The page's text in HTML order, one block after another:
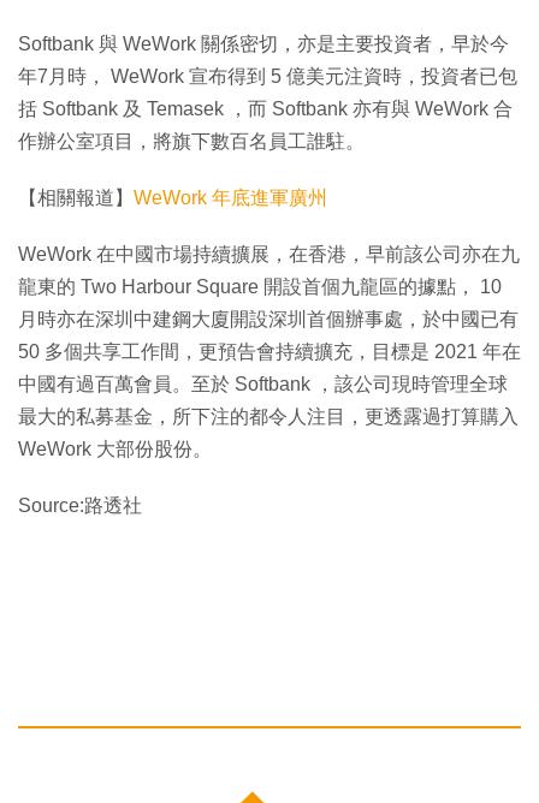
Softbank 與 WeWork 關係密切，亦是主要投資者，早於今
年7月時， WeWork 宣布得到 5 億美元注資時，投資者已包
括 Softbank 及 Temasek ，而 Softbank 亦有與 WeWork 合
作辦公室項目，將旗下數百名員工誰駐。
【相關報道】 WeWork 年底進軍廣州
WeWork 在中國市場持續擴展，在香港，早前該公司亦在九
龍東的 Two Harbour Square 開設首個九龍區的據點， 10
月時亦在深圳中建鋼大廈開設深圳首個辦事處，於中國已有
50 多個共享工作間，更預告會持續擴充，目標是 2021 年在
中國有過百萬會員。至於 Softbank ，該公司現時管理全球
最大的私募基金，所下注的都令人注目，更透露過打算購入
WeWork 大部份股份。
Source:路透社